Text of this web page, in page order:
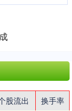
股流出
换手率